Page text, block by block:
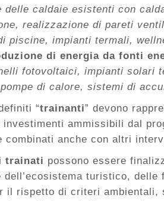
delle caldaie esistenti con
realizzazione di pareti
piscine, impianti termali,
di energia da fonti
fotovoltaici, impianti solari
di calore, sistemi di
“trainanti” devono
ammissibili dal
combinati anche con altri
trainati possono essere
dell’ecosistema turistico,
il rispetto di criteri ambientali,